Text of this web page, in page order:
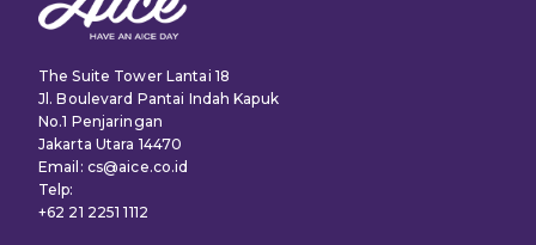
The Suite Tower Lantai 18
Jl. Boulevard Pantai Indah Kapuk
No.1 Penjaringan
Jakarta Utara 14470
Email: cs@aice.co.id
Telp:
+62 21 2251 1112